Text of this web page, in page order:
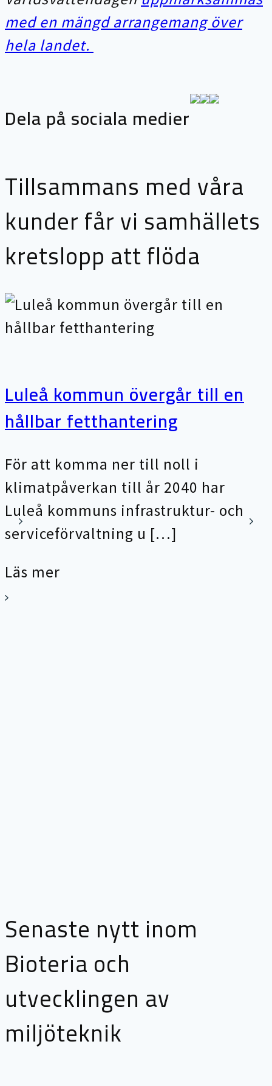
med en mängd arrangemang över
hela landet.
Dela på sociala medier
Tillsammans med våra
kunder får vi samhällets
kretslopp att flöda
Luleå kommun övergår till en
hållbar fetthantering
För att komma ner till noll i
klimatpåverkan till år 2040 har
Luleå kommuns infrastruktur- och
serviceförvaltning u […]
Läs mer
Senaste nytt inom
Bioteria och
utvecklingen av
miljöteknik